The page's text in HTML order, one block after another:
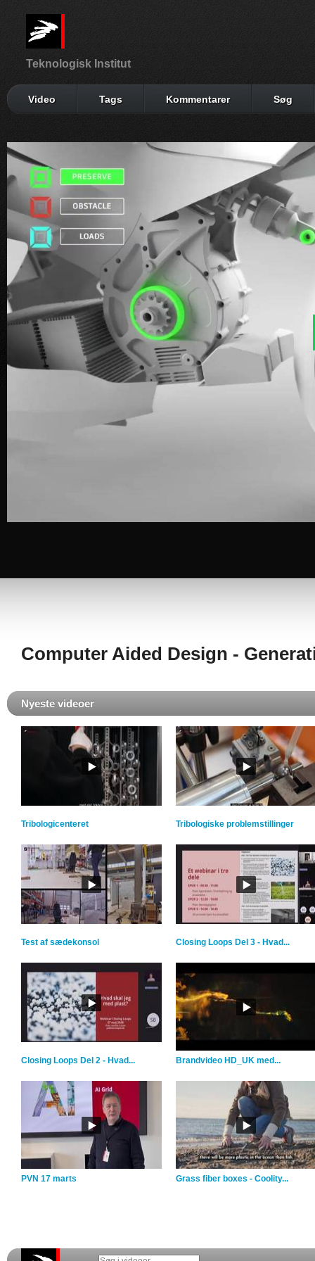
Teknologisk Institut
Video Tags Kommentarer Søg
Computer Aided Design -
Nyeste videoer
Tribologicenteret Tribologiske problemstillinger
Test af sædekonsol Closing Loops Del 3 - Hvad...
Closing Loops Del 2 - Hvad... Brandvideo HD_UK med...
PVN 17 marts Grass fiber boxes - Coolity...